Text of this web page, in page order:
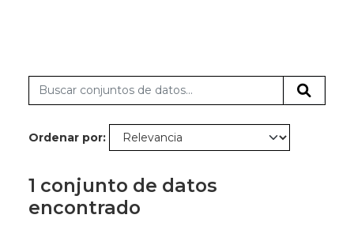
Ordenar por
1 conjunto de datos
encontrado